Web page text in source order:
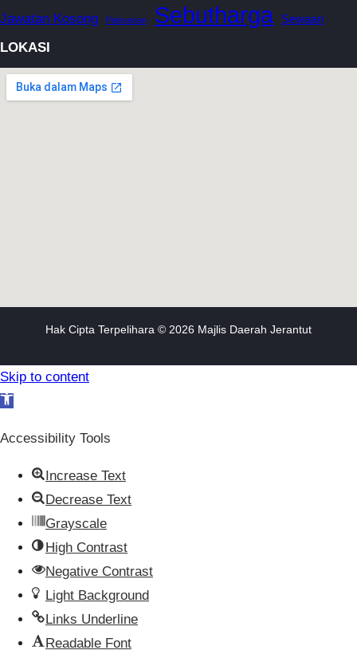
Jawatan Kosong Pelesenan Sebutharga Sewaan
LOKASI
Hak Cipta Terpelihara © 2026 Majlis Daerah Jerantut
Skip to content
Open toolbar
Accessibility Tools
Increase Text
Decrease Text
Grayscale
High Contrast
Negative Contrast
Light Background
Links Underline
Readable Font